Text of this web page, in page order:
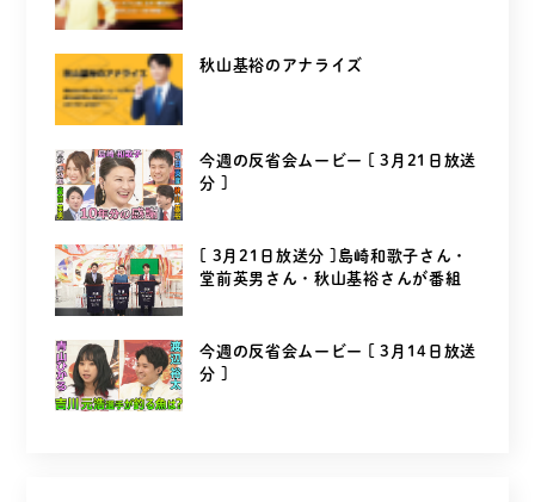
秋山基裕のアナライズ
今週の反省会ムービー [ 3月21日放送
分 ]
[ 3月21日放送分 ]島崎和歌子さん・
堂前英男さん・秋山基裕さんが番組
今週の反省会ムービー [ 3月14日放送
分 ]